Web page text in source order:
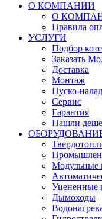
О КОМПАНИИ
О
Правила
УСЛУГИ
Подбор
Заказать
Доставка
Монтаж
Пуско-
Сервис
Гарантия
Нашли
Модульные
Уцененные
Дымоходы